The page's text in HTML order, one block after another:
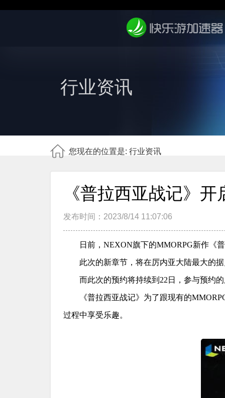
行业资讯
您现在的位置是: 行业资讯
《普拉西亚战记》
发布时间：2023/8/14 11:07:06
日前，NEXON旗下的MMORPG新作《
此次的新章节，将在厉内亚大陆最大的
而此次的预约将持续到22日，参与预约
《普拉西亚战记》为了跟现有的
过程中享受乐趣。